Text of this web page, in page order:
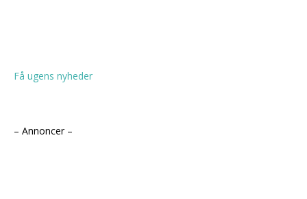
Få ugens nyheder
– Annoncer –